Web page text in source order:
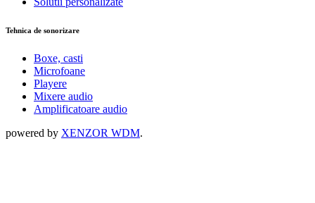
Tehnica de sonorizare
Boxe, casti
Microfoane
Playere
Mixere audio
Amplificatoare audio
powered by XENZOR WDM.